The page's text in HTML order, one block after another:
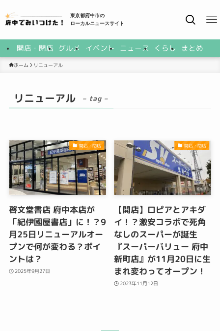
東京都府中市の
ローカルニュースサイト
開店・閉店 グルメ イベント ニュース くらし まとめ
ホーム リニューアル
リニューアル – tag –
開店・閉店
啓文堂書店 府中本店が
「紀伊國屋書店」に！？9
月25日リニューアルオー
プンで何が変わる？ポイ
ントは？
2025年9月27日
開店・閉店
【開店】ロピアとアキダ
イ！？激安コラボで死角
なしのスーパーが誕生
『スーパーバリュー 府中
新町店』が11月20日に生
まれ変わってオープン！
2023年11月12日